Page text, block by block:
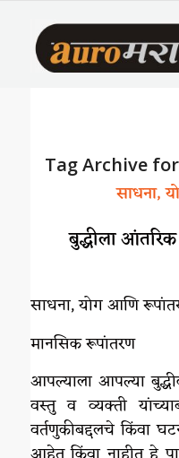
Tag Archive
साधना,
बुद्धीला
साधना, योग आणि
मानसिक रूपांतरण
आपल्याला आपल्या
वस्तु व व्यक्ती
वर्तणुकीबद्दलचे किंवा